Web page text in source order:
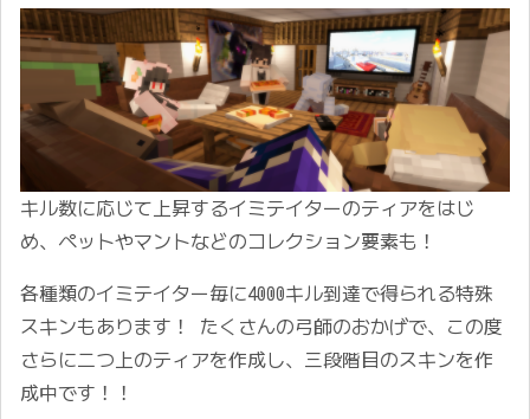
キル数に応じて上昇するイミテイターのティアをはじ
め、ペットやマントなどのコレクション要素も！
各種類のイミテイター毎に4000キル到達で得られる特殊
スキンもあります！ たくさんの弓師のおかげで、この度
さらに二つ上のティアを作成し、三段階目のスキンを作
成中です！！